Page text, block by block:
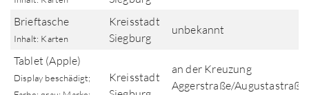
Brieftasche
Inhalt: Karten
Kreisstadt
Siegburg
unbekannt
Tablet (Apple)
Display beschädigt;
Kreisstadt
an der Kreuzung
Aggerstraße/Augustastraße,